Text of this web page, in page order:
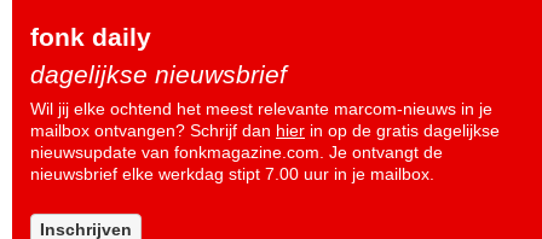
fonk daily
dagelijkse nieuwsbrief
Wil jij elke ochtend het meest relevante marcom-nieuws in je
mailbox ontvangen? Schrijf dan hier in op de gratis dagelijkse
nieuwsupdate van fonkmagazine.com. Je ontvangt de
nieuwsbrief elke werkdag stipt 7.00 uur in je mailbox.
Inschrijven